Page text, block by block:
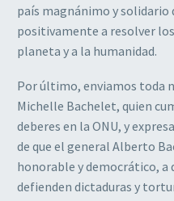
país magnánimo y solidario
positivamente a resolver
planeta y a la humanidad.
Por último, enviamos toda
Michelle Bachelet, quien
deberes en la ONU, y
de que el general Alberto
honorable y democrático, a
defienden dictaduras y